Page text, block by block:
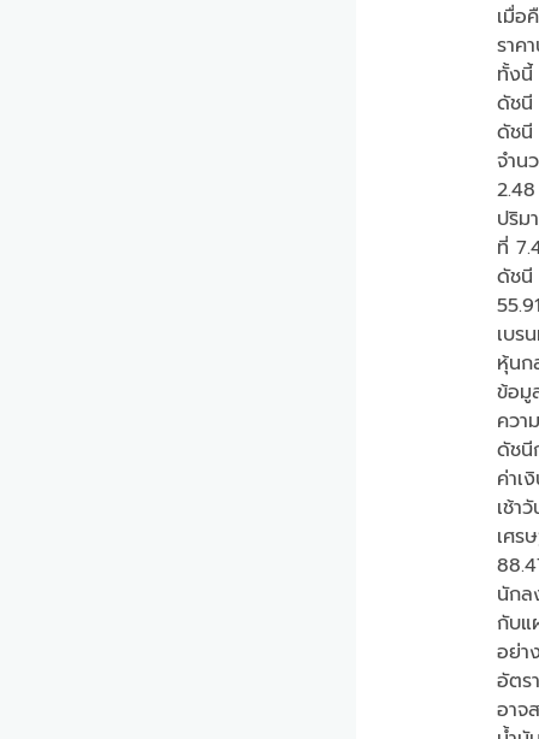
เมื่อ
ราค
ทั้งนี้
ดัชนี
ดัชนี
จำน
ปริม
ที่
ดัชนี
เบร
หุ้นก
ข้อมู
ควา
ดัชนี
ค่าเ
เช้า
เศร
นักล
กับแ
อย่า
อัตร
อาจ